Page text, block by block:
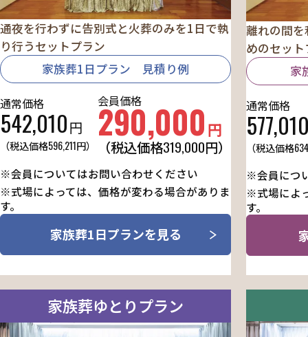
通夜を行わずに告別式と火葬のみを1日で執
り行うセットプラン
家族葬1日プラン 見積り例
通常価格
542,010円
（税込価格596,211円）
会員価格
290,000円
（税込価格319,000円）
※会員についてはお問い合わせください
※式場によっては、価格が変わる場合がありま
す。
家族葬1日プランを見る
離れの間
めのセッ
家
通常価格
（税込価格
※会員につ
※式場によ
す。
家族葬ゆとりプラン